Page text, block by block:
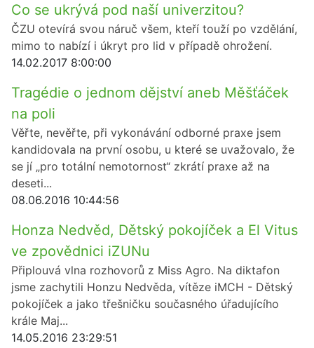
Co se ukrývá pod naší univerzitou?
ČZU otevírá svou náruč všem, kteří touží po vzdělání,
mimo to nabízí i úkryt pro lid v případě ohrožení.
14.02.2017 8:00:00
Tragédie o jednom dějství aneb Měšťáček
na poli
Věřte, nevěřte, při vykonávání odborné praxe jsem
kandidovala na první osobu, u které se uvažovalo, že
se jí „pro totální nemotornost“ zkrátí praxe až na
deseti...
08.06.2016 10:44:56
Honza Nedvěd, Dětský pokojíček a El Vitus
ve zpovědnici iZUNu
Připlouvá vlna rozhovorů z Miss Agro. Na diktafon
jsme zachytili Honzu Nedvěda, vítěze iMCH - Dětský
pokojíček a jako třešničku současného úřadujícího
krále Maj...
14.05.2016 23:29:51